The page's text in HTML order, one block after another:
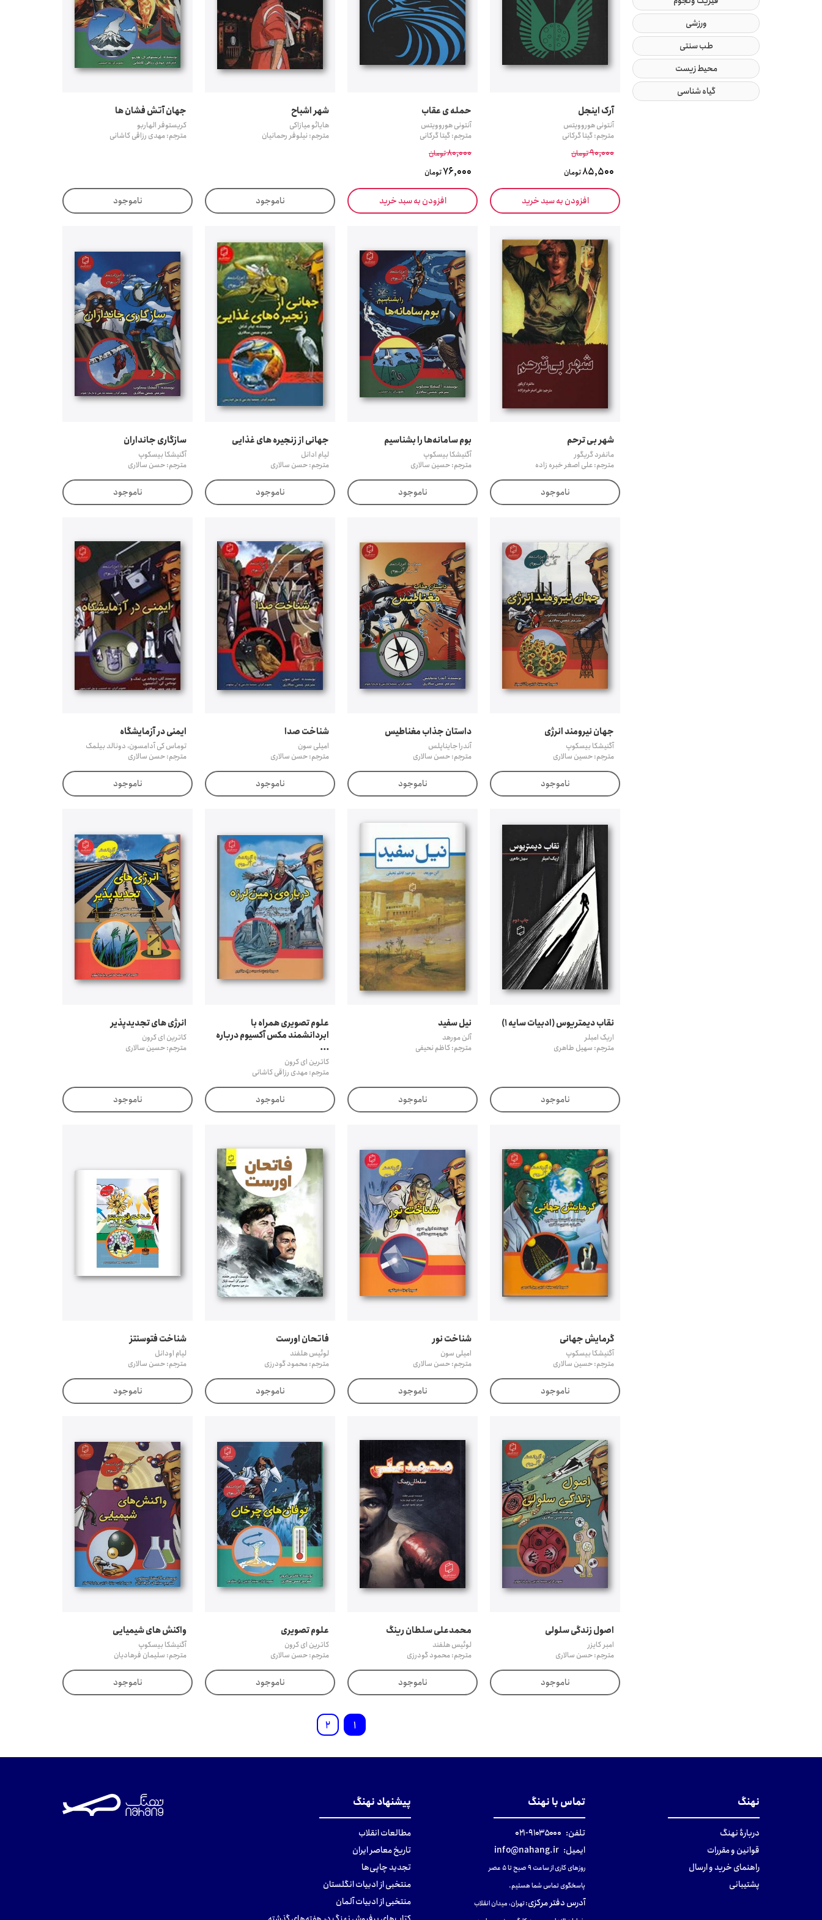
ورزشی
طب سنتی
محیط زیست
گیاه شناسی
آرک اینجل
آنتونی هوروویتس
مترجم: گیتا گرکانی
90,000تومان
85,500تومان
افزودن به سبد خرید
حمله ی عقاب
آنتونی هوروویتس
مترجم: گیتا گرکانی
80,000تومان
76,000تومان
افزودن به سبد خرید
شهر اشباح
هایائو میازاکی
مترجم: نیلوفر رحمانیان
ناموجود
جهان آتش فشان ها
کریستوفر الهاربو
مترجم: مهدی رزاقی کاشانی
ناموجود
شهر بی ترحم
مانفرد گریگور
مترجم: علی اصغر خبره زاده
ناموجود
بوم سامانه‌ها را بشناسیم
آگنیشکا بیسکوپ
مترجم: حسین سالاری
ناموجود
جهانی از زنجیره های غذایی
لیام ادانل
مترجم: حسن سالاری
ناموجود
سازگاری جانداران
آگنیشکا بیسکوپ
مترجم: حسن سالاری
ناموجود
جهان نیرومند انرژی
آگنیشکا بیسکوپ
مترجم: حسین سالاری
ناموجود
داستان جذاب مغناطیس
آندرا جایناپلس
مترجم: حسن سالاری
ناموجود
شناخت صدا
امیلی سون
مترجم: حسن سالاری
ناموجود
ایمنی در آزمایشگاه
توماس کی آدامسون، دونالد بیلمک
مترجم: حسن سالاری
ناموجود
نقاب دیمتریوس (ادبیات سایه 1)
اریک امبلر
مترجم: سهیل طاهری
ناموجود
نیل سفید
آلن مورهد
مترجم: کاظم نحیفی
ناموجود
علوم تصویری همراه با
ابردانشمند مکس آکسیوم درباره
...
کاترین ای کرون
مترجم: مهدی رزاقی کاشانی
ناموجود
انرژی های تجدیدپذیر
کاترین ای کرون
مترجم: حسین سالاری
ناموجود
گرمایش جهانی
آگنیشکا بیسکوپ
مترجم: حسین سالاری
ناموجود
شناخت نور
امیلی سون
مترجم: حسن سالاری
ناموجود
فاتحان اورست
لوئیس هلفند
مترجم: محمود گودرزی
ناموجود
شناخت فتوسنتز
لیام اودانل
مترجم: حسن سالاری
ناموجود
اصول زندگی سلولی
امبر کایزر
مترجم: حسن سالاری
ناموجود
محمدعلی سلطان رینگ
لوئیس هلفند
مترجم: محمود گودرزی
ناموجود
علوم تصویری
کاترین ای کرون
مترجم: حسن سالاری
ناموجود
واکنش های شیمیایی
آگنیشکا بیسکوپ
مترجم: سلیمان فرهادیان
ناموجود
1
2
نهنگ
دربارهٔ نهنگ
قوانین و مقررات
راهنمای خرید و ارسال
پشتیبانی
تماس با نهنگ
تلفن: ۹۱۰۳۵۰۰۰-۰۲۱
ایمیل: info@nahang.ir
روزهای کاری از ساعت ۹ صبح تا ۵ عصر
پاسخگوی تماس شما هستیم.
آدرس دفتر مرکزی:تهران، میدان انقلاب
پیشنهاد نهنگ
مطالعات انقلاب
تاریخ معاصر ایران
تجدید چاپی‌ها
منتخبی از ادبیات انگلستان
منتخبی از ادبیات آلمان